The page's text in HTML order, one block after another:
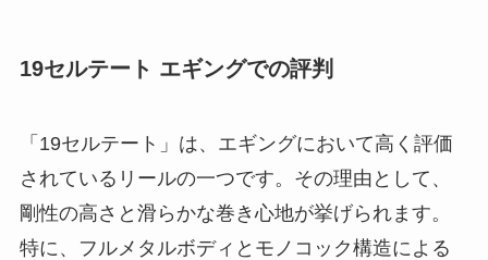
19セルテート エギングでの評判
「19セルテート」は、エギングにおいて高く評価
されているリールの一つです。その理由として、
剛性の高さと滑らかな巻き心地が挙げられます。
特に、フルメタルボディとモノコック構造による